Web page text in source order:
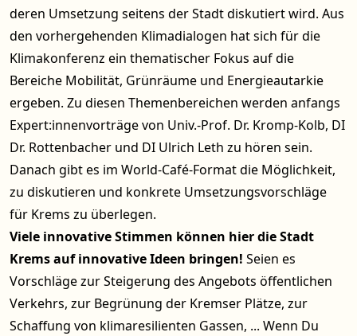
deren Umsetzung seitens der Stadt diskutiert wird. Aus
den vorhergehenden Klimadialogen hat sich für die
Klimakonferenz ein thematischer Fokus auf die
Bereiche Mobilität, Grünräume und Energieautarkie
ergeben. Zu diesen Themenbereichen werden anfangs
Expert:innenvorträge von Univ.-Prof. Dr. Kromp-Kolb, DI
Dr. Rottenbacher und DI Ulrich Leth zu hören sein.
Danach gibt es im World-Café-Format die Möglichkeit,
zu diskutieren und konkrete Umsetzungsvorschläge
für Krems zu überlegen.
Viele innovative Stimmen können hier die Stadt
Krems auf innovative Ideen bringen! Seien es
Vorschläge zur Steigerung des Angebots öffentlichen
Verkehrs, zur Begrünung der Kremser Plätze, zur
Schaffung von klimaresilienten Gassen, ... Wenn Du